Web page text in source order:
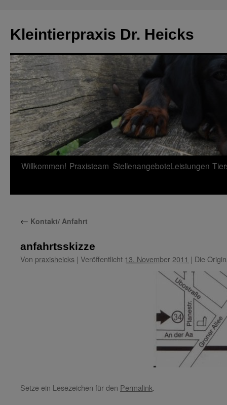
springen
Kleintierpraxis Dr. Heicks
Willkommen! Praxisteam StellenangeboteLeistungen
← Kontakt/ Anfahrt
anfahrtsskizze
Von praxisheicks | Veröffentlicht 13. November 2011 | Die
Setze ein Lesezeichen für den Permalink.